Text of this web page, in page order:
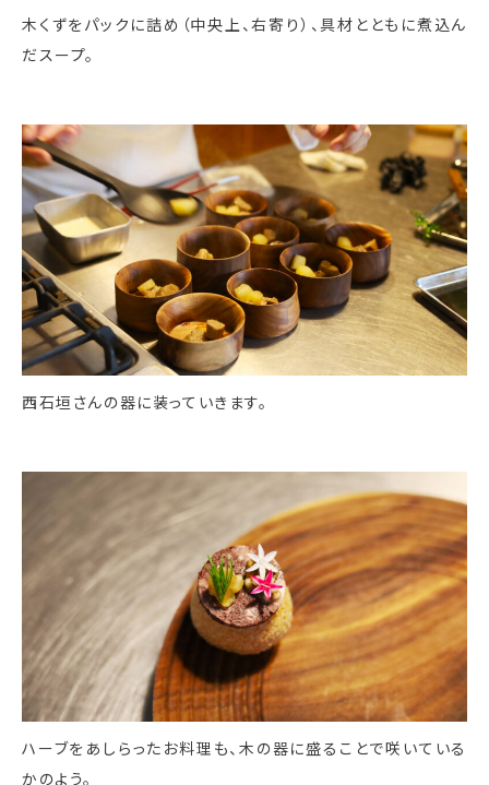
木くずをパックに詰め（中央上、右寄り）、具材とともに煮込ん
だスープ。
西石垣さんの器に装っていきます。
ハーブをあしらったお料理も、木の器に盛ることで咲いている
かのよう。